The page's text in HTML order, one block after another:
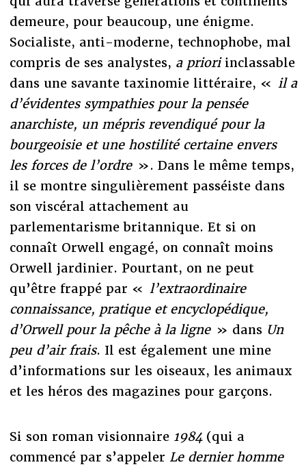
demeure, pour beaucoup, une énigme.
Socialiste, anti-moderne, technophobe, mal
compris de ses analystes, a priori inclassable
dans une savante taxinomie littéraire, « il a
d’évidentes sympathies pour la pensée
anarchiste, un mépris revendiqué pour la
bourgeoisie et une hostilité certaine envers
les forces de l’ordre». Dans le même temps,
il se montre singulièrement passéiste dans
son viscéral attachement au
parlementarisme britannique. Et si on
connaît Orwell engagé, on connaît moins
Orwell jardinier. Pourtant, on ne peut
qu’être frappé par « l’extraordinaire
connaissance, pratique et encyclopédique,
d’Orwell pour la pêche à la ligne» dans Un
peu d’air frais. Il est également une mine
d’informations sur les oiseaux, les animaux
et les héros des magazines pour garçons.
Si son roman visionnaire 1984(qui a
commencé par s’appeler Le dernier homme